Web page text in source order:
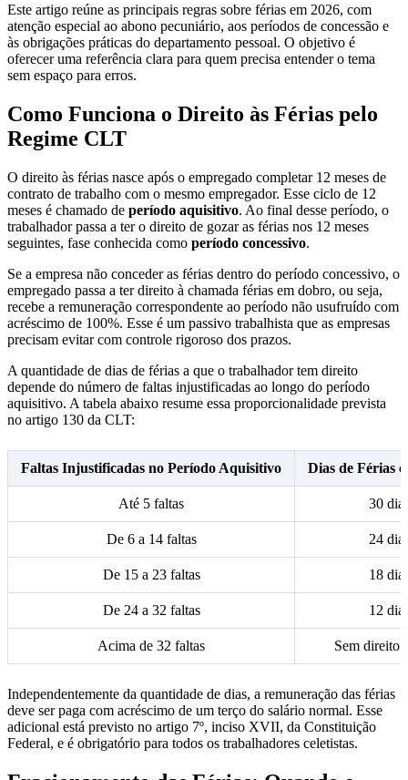
Este artigo reúne as principais regras sobre férias em 2026, com
atenção especial ao abono pecuniário, aos períodos de concessão e
às obrigações práticas do departamento pessoal. O objetivo é
oferecer uma referência clara para quem precisa entender o tema
sem espaço para erros.
Como Funciona o Direito às Férias pelo
Regime CLT
O direito às férias nasce após o empregado completar 12 meses de
contrato de trabalho com o mesmo empregador. Esse ciclo de 12
meses é chamado de período aquisitivo. Ao final desse período, o
trabalhador passa a ter o direito de gozar as férias nos 12 meses
seguintes, fase conhecida como período concessivo.
Se a empresa não conceder as férias dentro do período concessivo, o
empregado passa a ter direito à chamada férias em dobro, ou seja,
recebe a remuneração correspondente ao período não usufruído com
acréscimo de 100%. Esse é um passivo trabalhista que as empresas
precisam evitar com controle rigoroso dos prazos.
A quantidade de dias de férias a que o trabalhador tem direito
depende do número de faltas injustificadas ao longo do período
aquisitivo. A tabela abaixo resume essa proporcionalidade prevista
no artigo 130 da CLT:
Faltas Injustificadas no Período Aquisitivo Dias de Férias
Até 5 faltas 30
De 6 a 14 faltas 24
De 15 a 23 faltas 18
De 24 a 32 faltas 12
Acima de 32 faltas Sem direito
Independentemente da quantidade de dias, a remuneração das férias
deve ser paga com acréscimo de um terço do salário normal. Esse
adicional está previsto no artigo 7º, inciso XVII, da Constituição
Federal, e é obrigatório para todos os trabalhadores celetistas.